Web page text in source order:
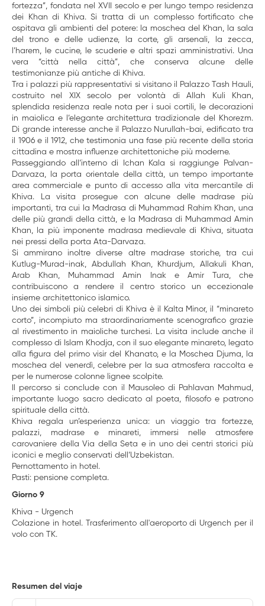
fortezza”, fondata nel XVII secolo e per lungo tempo residenza
dei Khan di Khiva. Si tratta di un complesso fortificato che
ospitava gli ambienti del potere: la moschea del Khan, la sala
del trono e delle udienze, la corte, gli arsenali, la zecca,
l’harem, le cucine, le scuderie e altri spazi amministrativi. Una
vera “città nella città”, che conserva alcune delle
testimonianze più antiche di Khiva.
Tra i palazzi più rappresentativi si visitano il Palazzo Tash Hauli,
costruito nel XIX secolo per volontà di Allah Kuli Khan,
splendida residenza reale nota per i suoi cortili, le decorazioni
in maiolica e l’elegante architettura tradizionale del Khorezm.
Di grande interesse anche il Palazzo Nurullah-bai, edificato tra
il 1906 e il 1912, che testimonia una fase più recente della storia
cittadina e mostra influenze architettoniche più moderne.
Passeggiando all’interno di Ichan Kala si raggiunge Palvan-
Darvaza, la porta orientale della città, un tempo importante
area commerciale e punto di accesso alla vita mercantile di
Khiva. La visita prosegue con alcune delle madrase più
importanti, tra cui la Madrasa di Muhammad Rahim Khan, una
delle più grandi della città, e la Madrasa di Muhammad Amin
Khan, la più imponente madrasa medievale di Khiva, situata
nei pressi della porta Ata-Darvaza.
Si ammirano inoltre diverse altre madrase storiche, tra cui
Kutlug-Murad-inak, Abdullah Khan, Khurdjum, Allakuli Khan,
Arab Khan, Muhammad Amin Inak e Amir Tura, che
contribuiscono a rendere il centro storico un eccezionale
insieme architettonico islamico.
Uno dei simboli più celebri di Khiva è il Kalta Minor, il “minareto
corto”, incompiuto ma straordinariamente scenografico grazie
al rivestimento in maioliche turchesi. La visita include anche il
complesso di Islam Khodja, con il suo elegante minareto, legato
alla figura del primo visir del Khanato, e la Moschea Djuma, la
moschea del venerdì, celebre per la sua atmosfera raccolta e
per le numerose colonne lignee scolpite.
Il percorso si conclude con il Mausoleo di Pahlavan Mahmud,
importante luogo sacro dedicato al poeta, filosofo e patrono
spirituale della città.
Khiva regala un’esperienza unica: un viaggio tra fortezze,
palazzi, madrase e minareti, immersi nelle atmosfere
carovaniere della Via della Seta e in uno dei centri storici più
iconici e meglio conservati dell’Uzbekistan.
Pernottamento in hotel.
Pasti: pensione completa.
Giorno 9
Khiva - Urgench
Colazione in hotel. Trasferimento all'aeroporto di Urgench per il
volo con TK.
Resumen del viaje